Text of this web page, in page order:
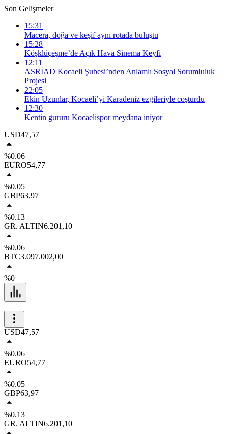
Son Gelişmeler
15:31
Macera, doğa ve keşif aynı rotada buluştu
15:28
Köşklüçeşme’de Açık Hava Sinema Keyfi
12:11
ASRİAD Kocaeli Şubesi’nden Anlamlı Sosyal Sorumluluk
Projesi
22:05
Ekin Uzunlar, Kocaeli’yi Karadeniz ezgileriyle coşturdu
12:30
Kentin gururu Kocaelispor meydana iniyor
USD47,57
%0.06
EURO54,77
%0.05
GBP63,97
%0.13
GR. ALTIN6.201,10
%0.06
BTC3.097.002,00
%0
USD47,57
%0.06
EURO54,77
%0.05
GBP63,97
%0.13
GR. ALTIN6.201,10